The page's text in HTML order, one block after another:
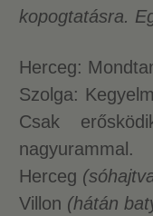
kopogtatásra.
Herceg:
Szolga:
Csak
nagyurammal.
Herceg
Villon (hátán